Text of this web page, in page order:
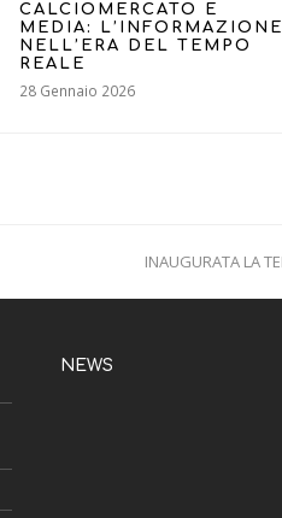
CALCIOMERCATO E
MEDIA: L’INFORMAZIONE
NELL’ERA DEL TEMPO
REALE
28 Gennaio 2026
next
INAUGURATA LA
NEWS